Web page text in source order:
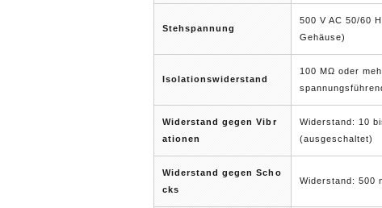
Stehspannung
500 V AC 50/60
Gehäuse)
Isolationswiderstand
100 MΩ oder
Widerstand gegen Vibr
ationen
Widerstand: 10
(ausgeschaltet)
Widerstand gegen Scho
cks
Widerstand: 500